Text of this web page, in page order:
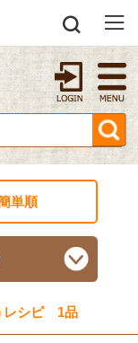
単順
レシピ 1品